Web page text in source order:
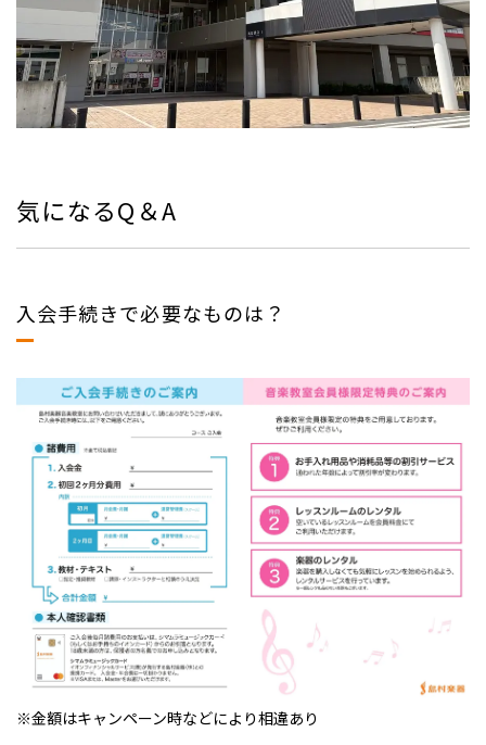
気になるQ＆A
入会手続きで必要なものは？
※金額はキャンペーン時などにより相違あり